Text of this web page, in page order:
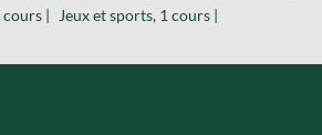
|
Jeux et sports, 1 cours |